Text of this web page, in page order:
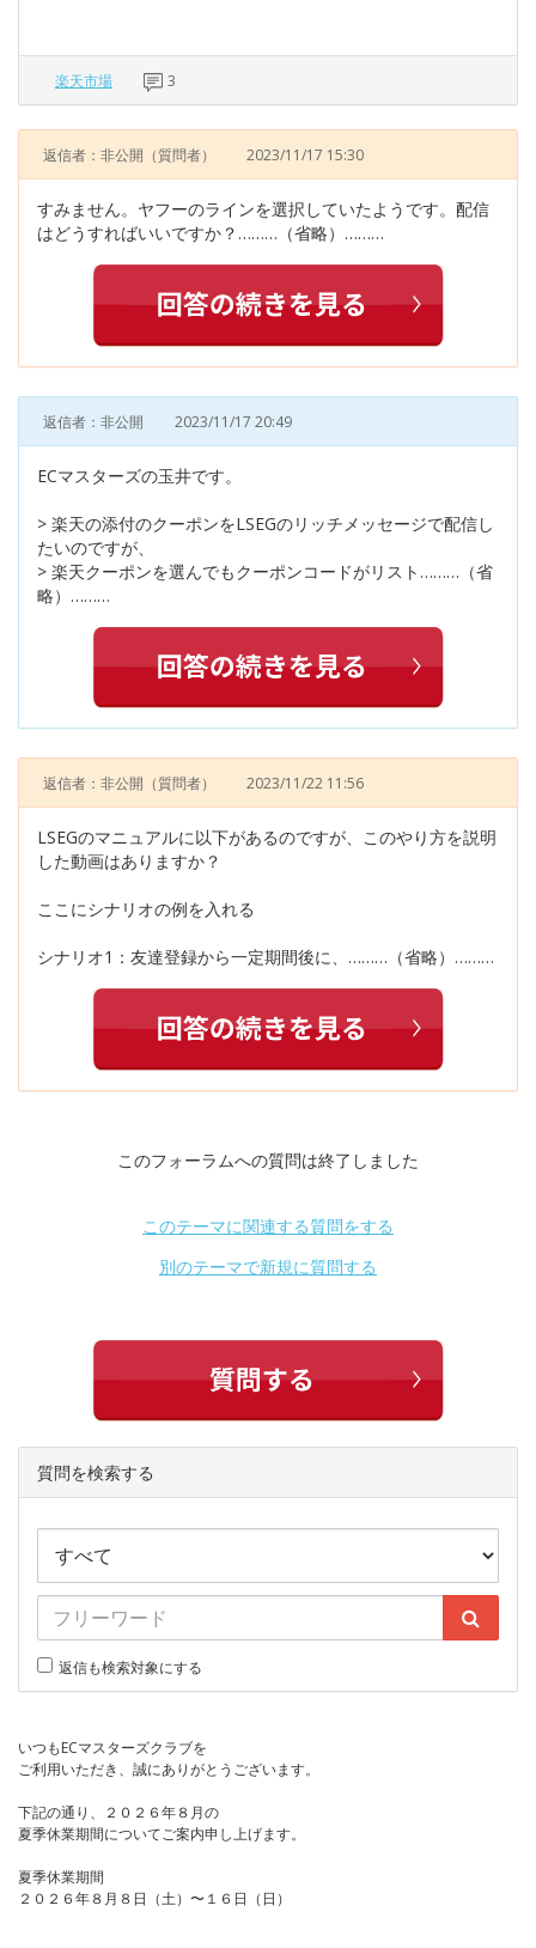
楽天市場 3
返信者：非公開 （質問者） 2023/11/17 15:30
すみません。ヤフーのラインを選択していたようです。配信
はどうすればいいですか？………（省略）………
返信者：非公開 2023/11/17 20:49
ECマスターズの玉井です。
> 楽天の添付のクーポンをLSEGのリッチメッセージで配信し
たいのですが、
> 楽天クーポンを選んでもクーポンコードがリスト………（省
略）………
返信者：非公開 （質問者） 2023/11/22 11:56
LSEGのマニュアルに以下があるのですが、このやり方を説明
した動画はありますか？
ここにシナリオの例を入れる
シナリオ1：友達登録から一定期間後に、………（省略）………
このフォーラムへの質問は終了しました
このテーマに関連する質問をする
別のテーマで新規に質問する
質問を検索する
返信も検索対象にする
いつもECマスターズクラブを
ご利用いただき、誠にありがとうございます。
下記の通り、２０２６年８月の
夏季休業期間についてご案内申し上げます。
夏季休業期間
２０２６年８月８日（土）〜１６日（日）